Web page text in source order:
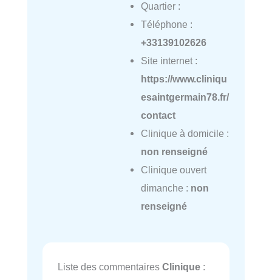
Quartier :
Téléphone :
+33139102626
Site internet :
https://www.cliniqu
esaintgermain78.fr/
contact
Clinique à domicile :
non renseigné
Clinique ouvert
dimanche : non
renseigné
Liste des commentaires Clinique :